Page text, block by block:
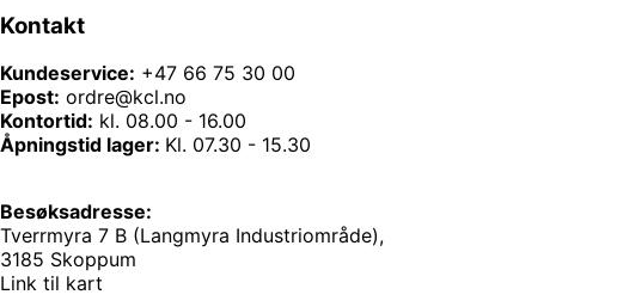
Kontakt
Kundeservice: +47 66 75 30 00
Epost: ordre@kcl.no
Kontortid: kl. 08.00 - 16.00
Åpningstid lager: Kl. 07.30 - 15.30
Besøksadresse:
Tverrmyra 7 B (Langmyra Industriområde),
3185 Skoppum
Link til kart